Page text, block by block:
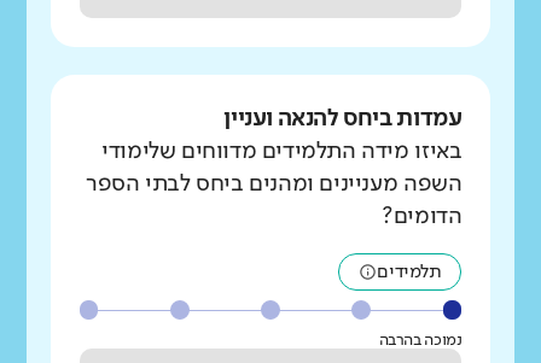
עמדות ביחס להנאה ועניין
באיזו מידה התלמידים מדווחים שלימודי
השפה מעניינים ומהנים ביחס לבתי הספר
הדומים?
תלמידים
נמוכה בהרבה